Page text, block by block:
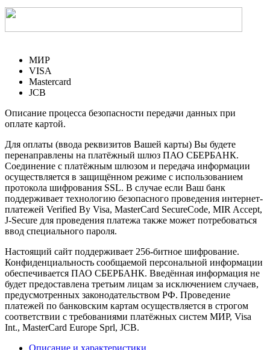
МИР
VISA
Mastercard
JCB
Описание процесса безопасности передачи данных при
оплате картой.
Для оплаты (ввода реквизитов Вашей карты) Вы будете
перенаправлены на платёжный шлюз ПАО СБЕРБАНК.
Соединение с платёжным шлюзом и передача информации
осуществляется в защищённом режиме с использованием
протокола шифрования SSL. В случае если Ваш банк
поддерживает технологию безопасного проведения интернет-
платежей Verified By Visa, MasterCard SecureCode, MIR Accept,
J-Secure для проведения платежа также может потребоваться
ввод специального пароля.
Настоящий сайт поддерживает 256-битное шифрование.
Конфиденциальность сообщаемой персональной информации
обеспечивается ПАО СБЕРБАНК. Введённая информация не
будет предоставлена третьим лицам за исключением случаев,
предусмотренных законодательством РФ. Проведение
платежей по банковским картам осуществляется в строгом
соответствии с требованиями платёжных систем МИР, Visa
Int., MasterCard Europe Sprl, JCB.
Описание и характеристики